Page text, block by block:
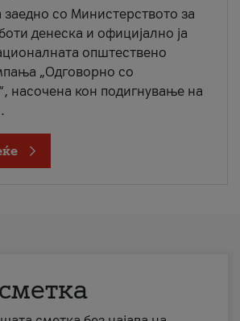
заедно со Министерството за
денеска и официјално ја
општествено
„Одговорно со
насочена кон подигнување на